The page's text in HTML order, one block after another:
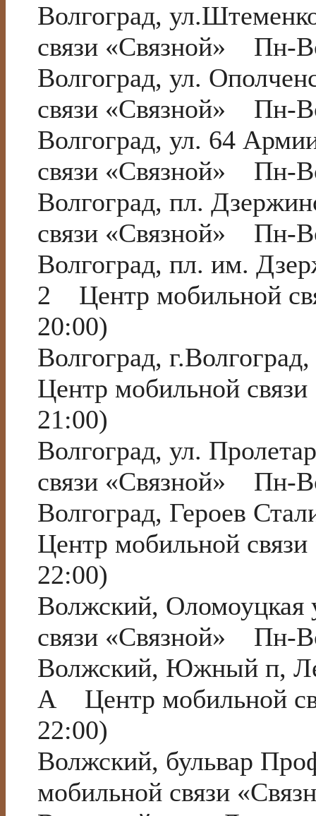
Волгоград,
связи «Связной» Пн-
Волгоград, ул.
связи «Связной» Пн-
Волгоград, ул. 64
связи «Связной» Пн-
Волгоград, пл.
связи «Связной» Пн-
Волгоград, пл. им.
2 Центр мобильной
20:00)
Волгоград,
Центр мобильной
21:00)
Волгоград, ул.
связи «Связной» Пн-
Волгоград, Героев
Центр мобильной
22:00)
Волжский,
связи «Связной» Пн-
Волжский, Южный п,
А Центр мобильной
22:00)
Волжский, бульвар
мобильной связи